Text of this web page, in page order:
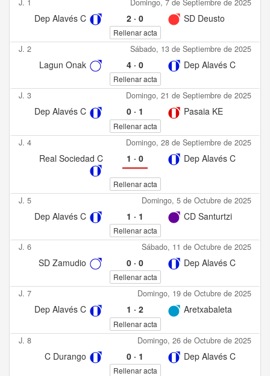
J. 1 Domingo, 7 de Septiembre de 2025
Dep Alavés C 2· 0 SD Deusto
Rellenar acta
J. 2 Sábado, 13 de Septiembre de 2025
Lagun Onak 4· 0 Dep Alavés C
Rellenar acta
J. 3 Domingo, 21 de Septiembre de 2025
Dep Alavés C 0· 1 Pasaia KE
Rellenar acta
J. 4 Domingo, 28 de Septiembre de 2025
Real Sociedad C 1 · 0 Dep Alavés C
Rellenar acta
J. 5 Domingo, 5 de Octubre de 2025
Dep Alavés C 1 · 1 CD Santurtzi
Rellenar acta
J. 6 Sábado, 11 de Octubre de 2025
SD Zamudio 0· 0 Dep Alavés C
Rellenar acta
J. 7 Domingo, 19 de Octubre de 2025
Dep Alavés C 1 · 2 Aretxabaleta
Rellenar acta
J. 8 Domingo, 26 de Octubre de 2025
C Durango 0· 1 Dep Alavés C
Rellenar acta